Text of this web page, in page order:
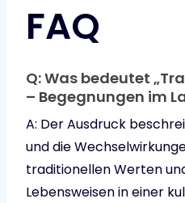
FAQ
Q: Was bedeutet
– Begegnungen im
A: Der Ausdruck
und die
traditionellen Werten
Lebensweisen in einer